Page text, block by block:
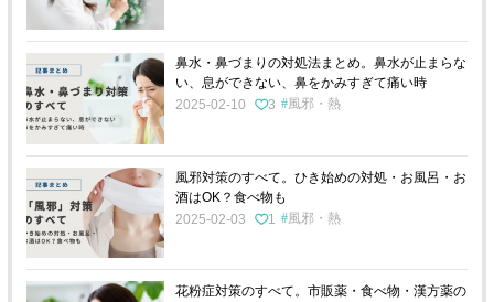
鼻水・鼻づまりの対処法まとめ。鼻水が止まらな
い、息ができない、鼻をかみすぎて痛い時
2025-02-10
3 風邪・熱
風邪対策のすべて。ひき始めの対処・お風呂・お
酒はOK？食べ物も
2025-02-03
1 風邪・熱
花粉症対策のすべて。市販薬・食べ物・漢方薬の